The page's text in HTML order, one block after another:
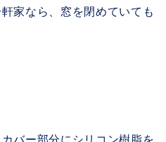
家なら、窓を閉めていても
バー部分にシリコン樹脂を